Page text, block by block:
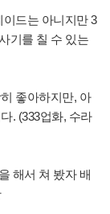
드는 아니지만 3
기를 칠 수 있는
좋아하지만, 아
. (333업화, 수라
해서 쳐 봤자 배